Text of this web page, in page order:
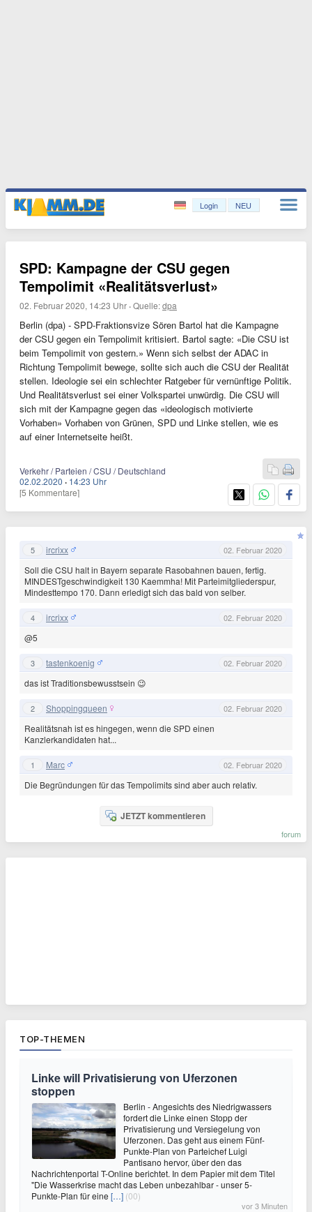
Login NEU
SPD: Kampagne der CSU gegen
Tempolimit «Realitätsverlust»
02. Februar 2020, 14:23 Uhr ·Quelle:dpa
Berlin (dpa) - SPD-Fraktionsvize Sören Bartol hat die Kampagne
der CSU gegen ein Tempolimit kritisiert. Bartol sagte: «Die CSU ist
beim Tempolimit von gestern.» Wenn sich selbst der ADAC in
Richtung Tempolimit bewege, sollte sich auch die CSU der Realität
stellen. Ideologie sei ein schlechter Ratgeber für vernünftige Politik.
Und Realitätsverlust sei einer Volkspartei unwürdig. Die CSU will
sich mit der Kampagne gegen das «ideologisch motivierte
Vorhaben» Vorhaben von Grünen, SPD und Linke stellen, wie es
auf einer Internetseite heißt.
Verkehr / Parteien / CSU / Deutschland
02.02.2020 · 14:23 Uhr
[5 Kommentare]
5 ircrixx 02. Februar 2020
Soll die CSU halt in Bayern separate Rasobahnen bauen, fertig.
MINDESTgeschwindigkeit 130 Kaemmha! Mit Parteimitgliederspur,
Mindesttempo 170. Dann erledigt sich das bald von selber.
4 ircrixx 02. Februar 2020
@5
3 tastenkoenig 02. Februar 2020
das ist Traditionsbewusstsein 😉
2 Shoppingqueen 02. Februar 2020
Realitätsnah ist es hingegen, wenn die SPD einen
Kanzlerkandidaten hat...
1 Marc 02. Februar 2020
Die Begründungen für das Tempolimits sind aber auch relativ.
JETZT kommentieren
forum
TOP-THEMEN
Linke will Privatisierung von Uferzonen
stoppen
Berlin - Angesichts des Niedrigwassers
fordert die Linke einen Stopp der
Privatisierung und Versiegelung von
Uferzonen. Das geht aus einem Fünf-
Punkte-Plan von Parteichef Luigi
Pantisano hervor, über den das
Nachrichtenportal T-Online berichtet. In dem Papier mit dem Titel
"Die Wasserkrise macht das Leben unbezahlbar - unser 5-
Punkte-Plan für eine […] (00)
vor 3 Minuten